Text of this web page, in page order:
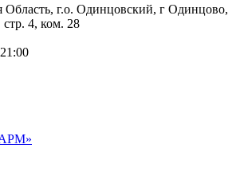
Область, г.о. Одинцовский, г Одинцово,
стр. 4, ком. 28